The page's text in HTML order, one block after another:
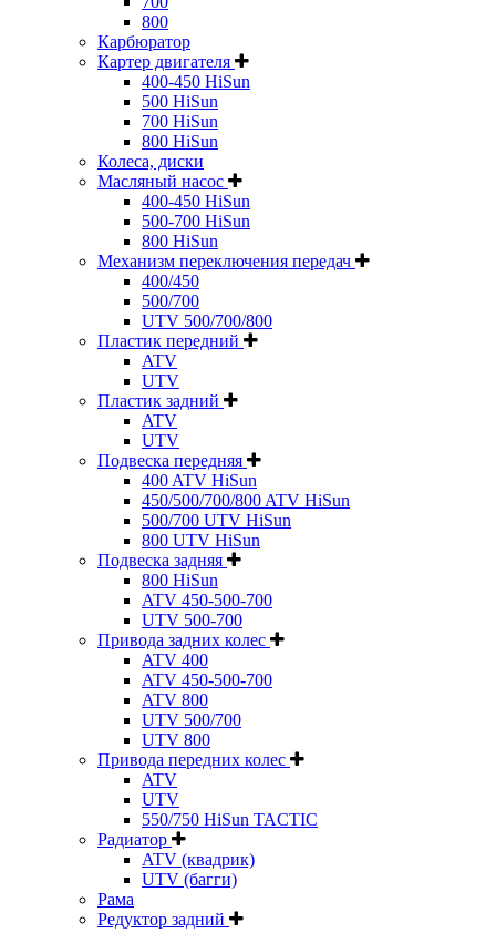
800
Карбюратор
Картер двигателя
400-450 HiSun
500 HiSun
700 HiSun
800 HiSun
Колeса, диски
Масляный насос
400-450 HiSun
500-700 HiSun
800 HiSun
Механизм переключения передач
400/450
500/700
UTV 500/700/800
Пластик передний
ATV
UTV
Пластик задний
ATV
UTV
Подвеска передняя
400 ATV HiSun
450/500/700/800 ATV HiSun
500/700 UTV HiSun
800 UTV HiSun
Подвеска задняя
800 HiSun
ATV 450-500-700
UTV 500-700
Привода задних колес
ATV 400
ATV 450-500-700
ATV 800
UTV 500/700
UTV 800
Привода передних колес
ATV
UTV
550/750 HiSun TACTIC
Радиатор
ATV (квадрик)
UTV (багги)
Рама
Редуктор задний